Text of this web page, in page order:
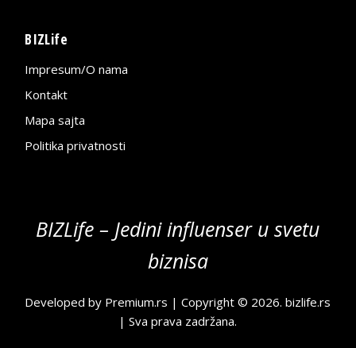
BIZLife
Impresum/O nama
Kontakt
Mapa sajta
Politika privatnosti
BIZLife – Jedini influenser u svetu
biznisa
Developed by Premium.rs | Copyright © 2026.bizlife.rs
| Sva prava zadržana.